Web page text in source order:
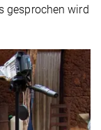
gesprochen wird